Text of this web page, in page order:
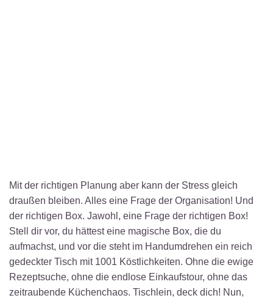
Mit der richtigen Planung aber kann der Stress gleich
draußen bleiben. Alles eine Frage der Organisation! Und
der richtigen Box. Jawohl, eine Frage der richtigen Box!
Stell dir vor, du hättest eine magische Box, die du
aufmachst, und vor die steht im Handumdrehen ein reich
gedeckter Tisch mit 1001 Köstlichkeiten. Ohne die ewige
Rezeptsuche, ohne die endlose Einkaufstour, ohne das
zeitraubende Küchenchaos. Tischlein, deck dich! Nun,